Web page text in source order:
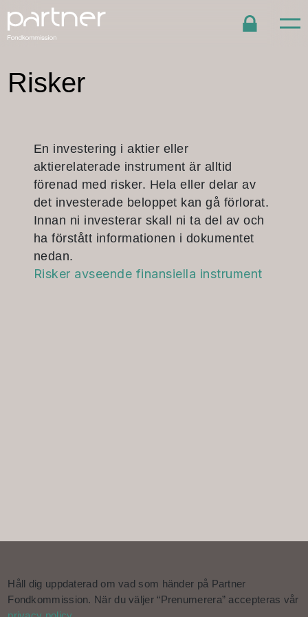
Risker
En investering i aktier eller
aktierelaterade instrument är alltid
förenad med risker. Hela eller delar av
det investerade beloppet kan gå förlorat.
Innan ni investerar skall ni ta del av och
ha förstått informationen i dokumentet
nedan.
Risker avseende finansiella instrument
Håll dig uppdaterad om vad som händer på Partner
Fondkommission. När du väljer “Prenumerera” accepteras vår